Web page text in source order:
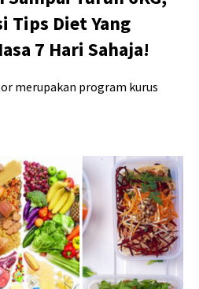
Tips Diet Yang
7 Hari Sahaja!
merupakan program kurus